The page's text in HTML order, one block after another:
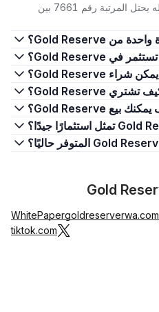
السوقية هو $34.74K، مما يجعله يحتل المرتبة رقم 7661 بين
goldreserverwa.com
WhitePaper
tiktok.com